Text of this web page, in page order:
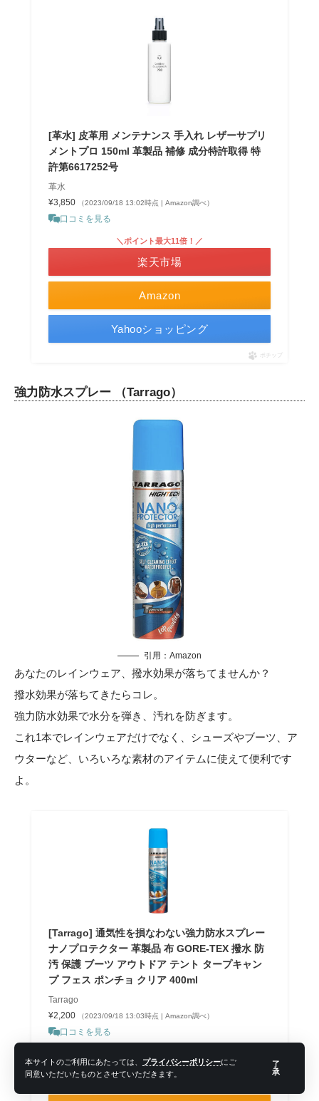
本サイトのご利用にあたっては、 プライバシーポリシーにご
同意いただいたものとさせていただきます。
了
承
[革水] 皮革用 メンテナンス 手入れ レザーサプリ
メントプロ 150ml 革製品 補修 成分特許取得 特
許第6617252号
革水
¥3,850
（2023/09/18 13:02時点 | Amazon調べ）
口コミを見る
Amazon
＼ポイント最大11倍！／
楽天市場
Yahooショッピング
ポチップ
強力防水スプレー （Tarrago）
引用： Amazon
あなたのレインウェア、撥水効果が落ちてませんか？
撥水効果が落ちてきたらコレ。
強力防水効果で水分を弾き、汚れを防ぎます。
これ1本でレインウェアだけでなく、シューズやブーツ、ア
ウターなど、いろいろな素材のアイテムに使えて便利です
よ。
[Tarrago] 通気性を損なわない強力防水スプレー
ナノプロテクター 革製品 布 GORE-TEX 撥水 防
汚 保護 ブーツ アウトドア テント タープキャン
プ フェス ポンチョ クリア 400ml
Tarrago
¥2,200
（2023/09/18 13:03時点 | Amazon調べ）
口コミを見る
楽天市場